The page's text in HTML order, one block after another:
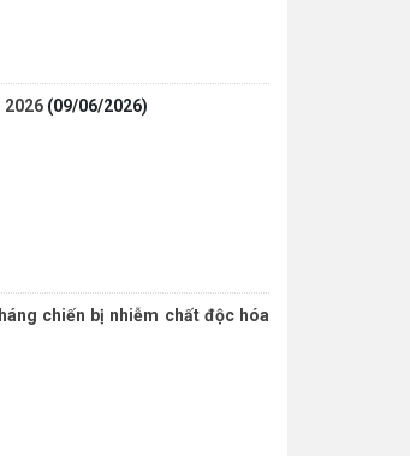
2026 (09/06/2026)
chiến bị nhiễm chất độc hóa